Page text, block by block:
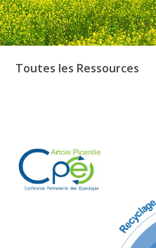
Toutes les Ressources